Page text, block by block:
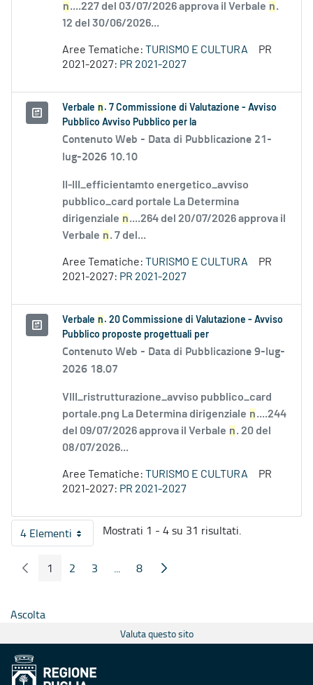
n....227 del 03/07/2026 approva il Verbale n.
12 del 30/06/2026...
Aree Tematiche: TURISMO E CULTURA
PR
2021-2027: PR 2021-2027
Verbale n . 7 Commissione di Valutazione - Avviso
Pubblico Avviso Pubblico per la
Contenuto Web - Data di Pubblicazione 21-
lug-2026 10.10
II-III_efficientamto energetico_avviso
pubblico_card portale La Determina
dirigenziale n....264 del 20/07/2026 approva il
Verbale n. 7 del...
Aree Tematiche: TURISMO E CULTURA
PR
2021-2027: PR 2021-2027
Verbale n . 20 Commissione di Valutazione - Avviso
Pubblico proposte progettuali per
Contenuto Web - Data di Pubblicazione 9-lug-
2026 18.07
VIII_ristrutturazione_avviso pubblico_card
portale.png La Determina dirigenziale n....244
del 09/07/2026 approva il Verbale n. 20 del
08/07/2026...
Aree Tematiche: TURISMO E CULTURA
PR
2021-2027: PR 2021-2027
4 ElementiPer pagina
Mostrati 1 - 4 su 31 risultati.
Pagina Precedente
Pagina
1 Pagina
2 Pagina
3 ...
Pagine intermedie
Pagina
8 Pagina Seguente
Ascolta
Valuta questo sito